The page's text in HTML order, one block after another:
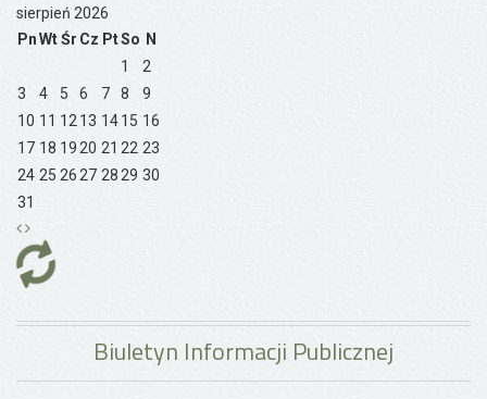
sierpień 2026
PnWtŚr Cz PtSo N
1
2
3
4 5 6 7 8
9
10 11 1213 1415 16
17 18 1920 21 22 23
24 25 2627 2829 30
31
Biuletyn Informacji Publicznej